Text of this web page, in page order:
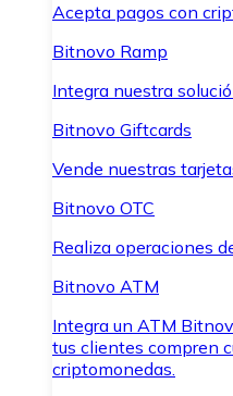
Acepta pagos con
Bitnovo Ramp
Integra nuestra
Bitnovo Giftcards
Vende nuestras
Bitnovo OTC
Realiza operaciones
Bitnovo ATM
Integra un ATM
tus clientes compren
criptomonedas.